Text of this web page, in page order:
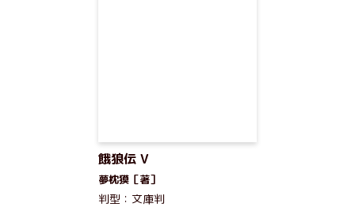
餓狼伝 V
夢枕獏［著］
判型：文庫判